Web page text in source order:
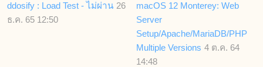
ddosify : Load Test - ไม่ผ่าน 26
ธ.ค. 65 12:50
macOS 12 Monterey: Web
Server
Setup/Apache/MariaDB/PHP
Multiple Versions 4 ต.ค. 64
14:48